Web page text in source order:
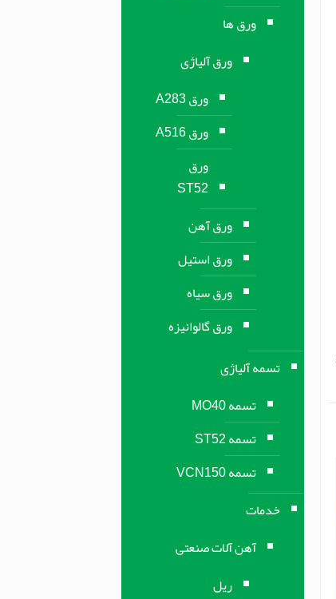
ورق ها
ورق آلیاژی
ورق A283
ورق A516
ورق
ST52
ورق آهن
ورق استیل
ورق سیاه
ورق گالوانیزه
تسمه آلیاژی
تسمه MO40
تسمه ST52
تسمه VCN150
خدمات
آهن آلات صنعتی
ریل